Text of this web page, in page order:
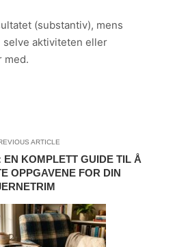
(substantiv), mens
aktiviteten eller
med.
ARTICLE
KOMPLETT GUIDE TIL Å
OPPGAVENE FOR DIN